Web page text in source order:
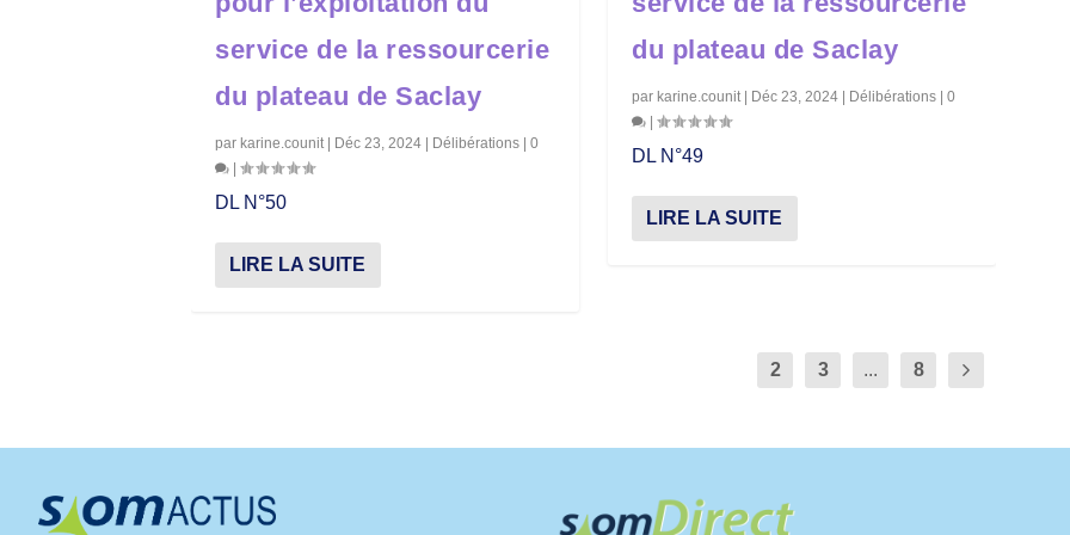
service de la ressourcerie
du plateau de Saclay
par karine.counit| Déc 23, 2024 Délibérations
0
DL N°50
LIRE LA SUITE
du plateau de Saclay
par karine.counit| Déc 23, 2024 Délibérations |0
|
DL N°49
LIRE LA SUITE
2 3 ... 8